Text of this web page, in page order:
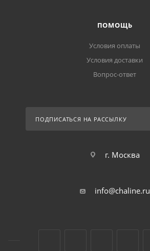
ПОМОЩЬ
Условия оплаты
Условия доставки
Вопрос-ответ
ПОДПИСАТЬСЯ НА РАССЫЛКУ
г. Москва
info@chaline.ru